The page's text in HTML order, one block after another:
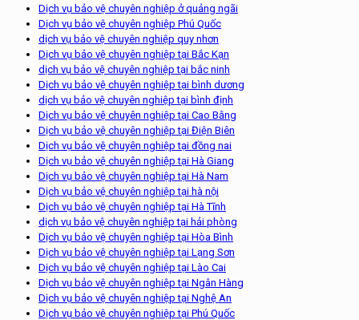
Dịch vụ bảo vệ chuyên nghiệp ở quảng ngãi
Dịch vụ bảo vệ chuyên nghiệp Phú Quốc
dịch vụ bảo vệ chuyên nghiệp quy nhơn
Dịch vụ bảo vệ chuyên nghiệp tại Bắc Kạn
dịch vụ bảo vệ chuyên nghiệp tại bắc ninh
Dịch vụ bảo vệ chuyên nghiệp tại bình dương
dịch vụ bảo vệ chuyên nghiệp tại bình định
Dịch vụ bảo vệ chuyên nghiệp tại Cao Bằng
Dịch vụ bảo vệ chuyên nghiệp tại Điện Biên
Dịch vụ bảo vệ chuyên nghiệp tại đồng nai
Dịch vụ bảo vệ chuyên nghiệp tại Hà Giang
Dịch vụ bảo vệ chuyên nghiệp tại Hà Nam
Dịch vụ bảo vệ chuyên nghiệp tại hà nội
Dịch vụ bảo vệ chuyên nghiệp tại Hà Tĩnh
dịch vụ bảo vệ chuyên nghiệp tại hải phòng
Dịch vụ bảo vệ chuyên nghiệp tại Hòa Bình
Dịch vụ bảo vệ chuyên nghiệp tại Lạng Sơn
Dịch vụ bảo vệ chuyên nghiệp tại Lào Cai
Dịch vụ bảo vệ chuyên nghiệp tại Ngân Hàng
Dịch vụ bảo vệ chuyên nghiệp tại Nghệ An
Dịch vụ bảo vệ chuyên nghiệp tại Phú Quốc